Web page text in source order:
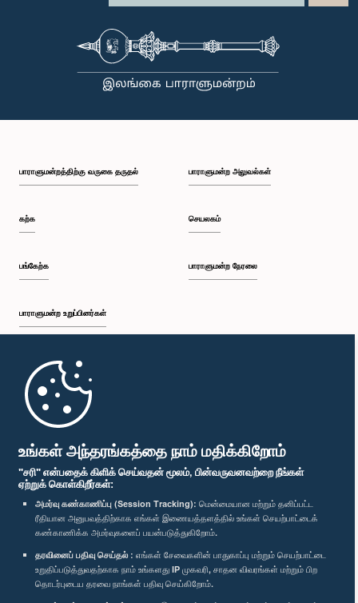
உங்கள் அந்தரங்கத்தை நாம் மதிக்கிறோம்
"சரி" என்பதைக் கிளிக் செய்வதன் மூலம், பின்வருவனவற்றை நீங்கள்
ஏற்றுக் கொள்கிறீர்கள்:
அமர்வு கண்காணிப்பு (Session Tracking): மென்மையான மற்றும் தனிப்பட்ட
ரீதியான அனுபவத்திற்காக எங்கள் இணையத்தளத்தில் உங்கள் செயற்பாட்டைக்
கண்காணிக்க அமர்வுகளைப் பயன்படுத்துகிறோம்.
தரவினைப் பதிவு செய்தல் : எங்கள் சேவைகளின் பாதுகாப்பு மற்றும் செயற்பாட்டை
உறுதிப்படுத்துவதற்காக நாம் உங்களது IP முகவரி, சாதன விவரங்கள் மற்றும் பிற
தொடர்புடைய தரவை நாங்கள் பதிவு செய்கிறோம்.
பாராளுமன்றத்திற்கு வருகை தருதல்
கற்க
பங்கேற்க
பாராளுமன்ற உறுப்பினர்கள்
முதற்பக்கம்
பாராளுமன்ற அலுவல்கள்
செயலகம்
பாராளுமன்ற நேரலை
பாராளுமன்ற கையடக்க செயலி
எம்மை பின்தொடர்க :
விருதுகள்